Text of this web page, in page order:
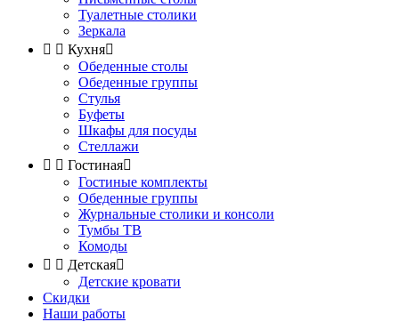
Туалетные столики
Зеркала
  Кухня
Обеденные столы
Обеденные группы
Стулья
Буфеты
Шкафы для посуды
Стеллажи
  Гостиная
Гостиные комплекты
Обеденные группы
Журнальные столики и консоли
Тумбы ТВ
Комоды
  Детская
Детские кровати
Скидки
Наши работы